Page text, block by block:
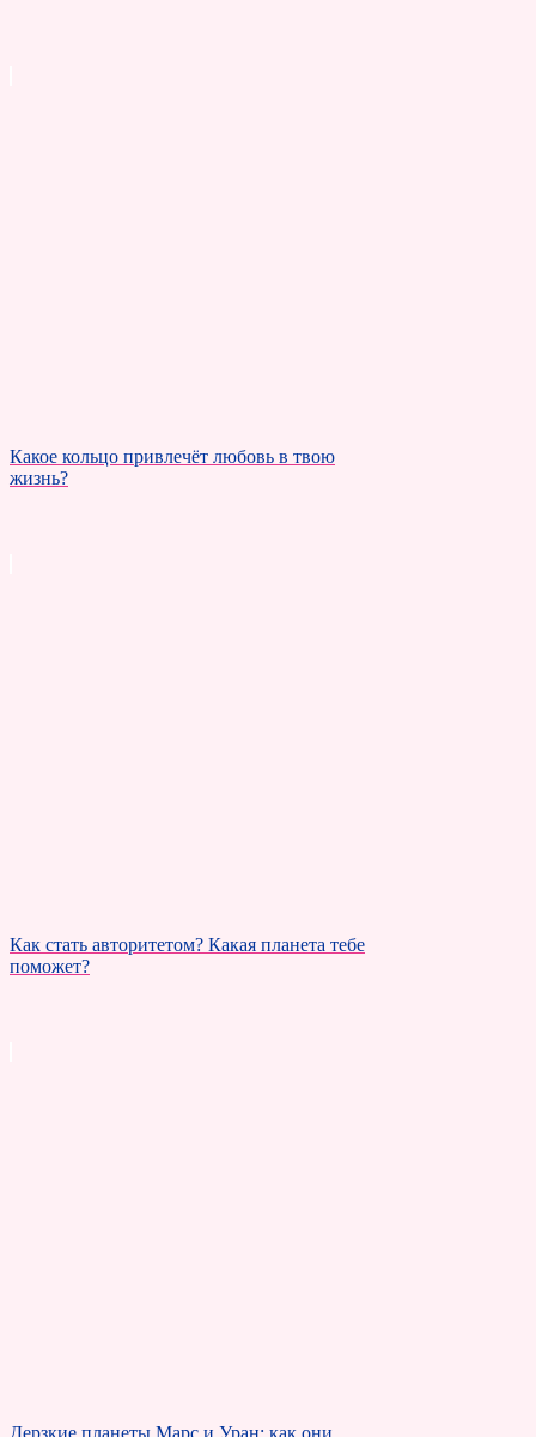
Какое кольцо привлечёт любовь в твою
жизнь?
Как стать авторитетом? Какая планета тебе
поможет?